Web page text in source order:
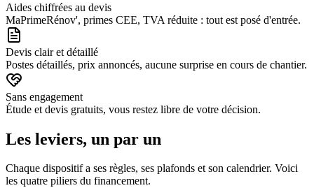
Aides chiffrées au devis
MaPrimeRénov', primes CEE, TVA réduite : tout est posé d'entrée.
Devis clair et détaillé
Postes détaillés, prix annoncés, aucune surprise en cours de chantier.
Sans engagement
Étude et devis gratuits, vous restez libre de votre décision.
Les leviers, un par un
Chaque dispositif a ses règles, ses plafonds et son calendrier. Voici
les quatre piliers du financement.